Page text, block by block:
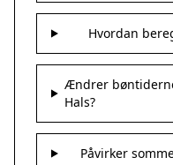
Hvordan
Ændrer
Hals?
Påvirker